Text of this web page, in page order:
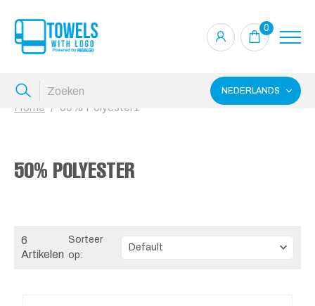
0
NEDERLANDS
Home 50% Polyester1
50% POLYESTER
6
Artikelen
Sorteer
op: